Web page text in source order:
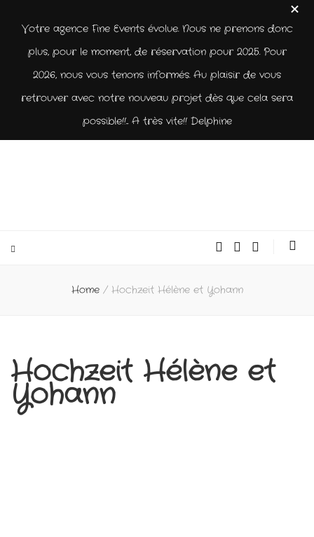
Votre agence Fine Events évolue. Nous ne prenons donc
plus, pour le moment, de réservation pour 2025. Pour
2026, nous vous tenons informés. Au plaisir de vous
retrouver avec notre nouveau projet dès que cela sera
possible!!... A très vite!! Delphine
Home / Hochzeit Hélène et Yohann
Hochzeit Hélène et
Yohann